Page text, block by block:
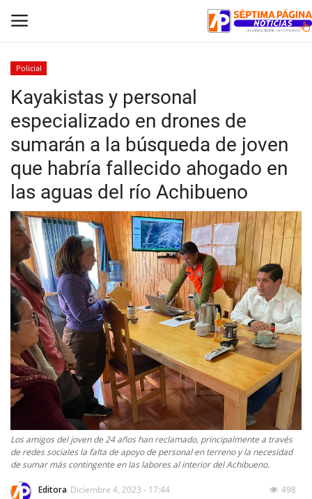
Inicio
Crónica
Policial
Tribunales
Deporte
Política
Espectáculos
Policial
Kayakistas y personal
especializado en drones de
sumarán a la búsqueda de joven
que habría fallecido ahogado en
las aguas del río Achibueno
Los amigos del joven de 24 años han reclamado, principalmente a través
de redes sociales la falta de apoyo de personal en terreno y la necesidad
de sumar más contingente en las labores al interior del Achibueno.
Editora Diciembre 4, 2023 - 17:44
498